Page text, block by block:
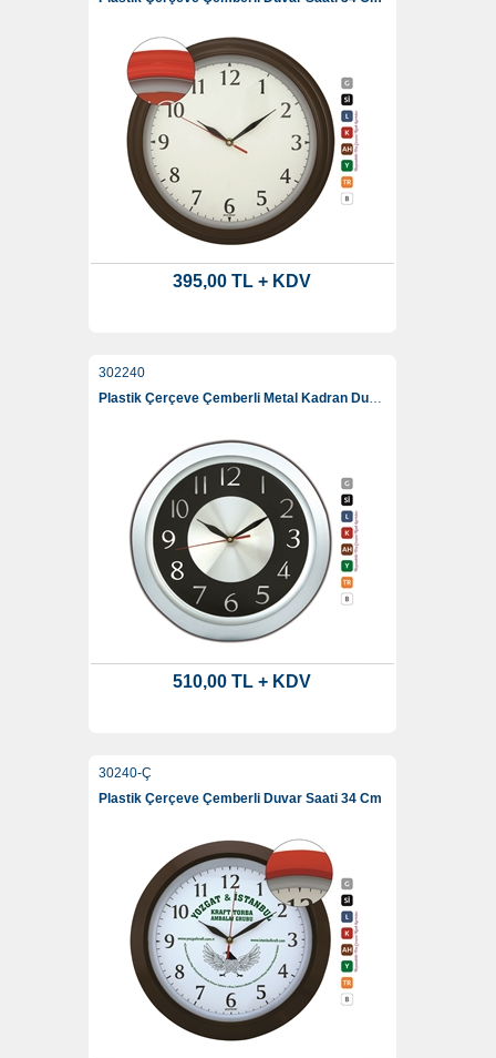
395,00 TL + KDV
302240
Plastik Çerçeve Çemberli Metal Kadran Duvar Saati 34 Cm
510,00 TL + KDV
30240-Ç
Plastik Çerçeve Çemberli Duvar Saati 34 Cm